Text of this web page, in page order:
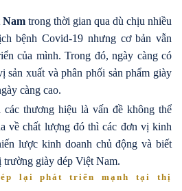
Nam trong thời gian qua dù chịu nhiều
bệnh Covid-19 nhưng cơ bản vẫn
của mình. Trong đó, ngày càng có
sản xuất và phân phối sản phẩm giày
càng cao.
thương hiệu là vấn đề không thể
về chất lượng đó thì các đơn vị kinh
lược kinh doanh chủ động và biết
trường giày dép Việt Nam.
lại phát triển mạnh tại thị